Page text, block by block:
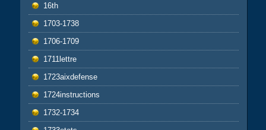
16th
1703-1738
1706-1709
1711lettre
1723aixdefense
1724instructions
1732-1734